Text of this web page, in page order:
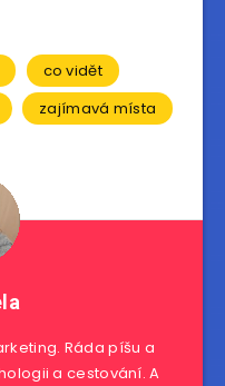
co vidět
zajímavá místa
Ráda píšu a
a cestování. A